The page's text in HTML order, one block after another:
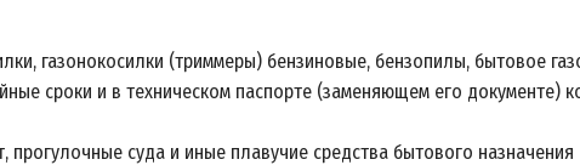
газонокосилки (триммеры) бензиновые, бензопилы, бытовое
сроки и в техническом паспорте (заменяющем его документе)
суда и иные плавучие средства бытового назначения